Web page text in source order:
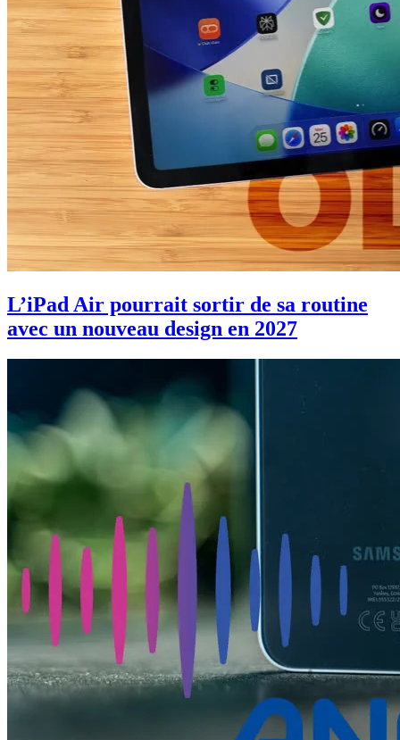
L’iPad Air pourrait sortir de sa routine
avec un nouveau design en 2027